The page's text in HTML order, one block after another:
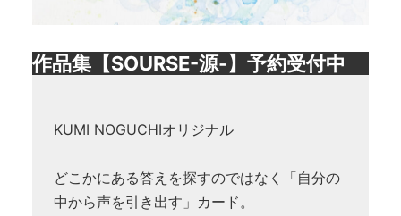
作品集【SOURSE-源-】予約受付中
KUMI NOGUCHIオリジナル
どこかにある答えを探すのではなく「自分の
中から声を引き出す」カード。